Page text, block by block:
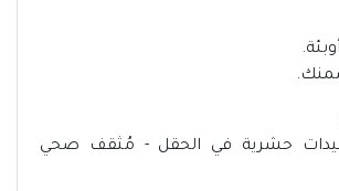
حشرية في الحقل - مُثقف صحي